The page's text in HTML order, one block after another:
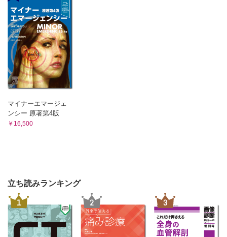
マイナーエマージェ
ンシー 原著第4版
￥16,500
立ち読みランキング
1 2 3